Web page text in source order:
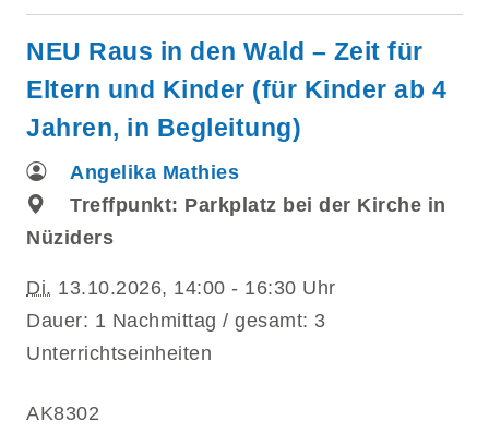
NEU Raus in den Wald – Zeit für
Eltern und Kinder (für Kinder ab 4
Jahren, in Begleitung)
Angelika Mathies
Treffpunkt: Parkplatz bei der Kirche in
Nüziders
Di. 13.10.2026, 14:00 - 16:30 Uhr
Dauer: 1 Nachmittag / gesamt: 3
Unterrichtseinheiten
AK8302